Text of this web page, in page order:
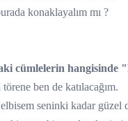
konaklayalım mı ?
cümlelerin hangisinde
törene ben de katılacağım.
seninki kadar güzel